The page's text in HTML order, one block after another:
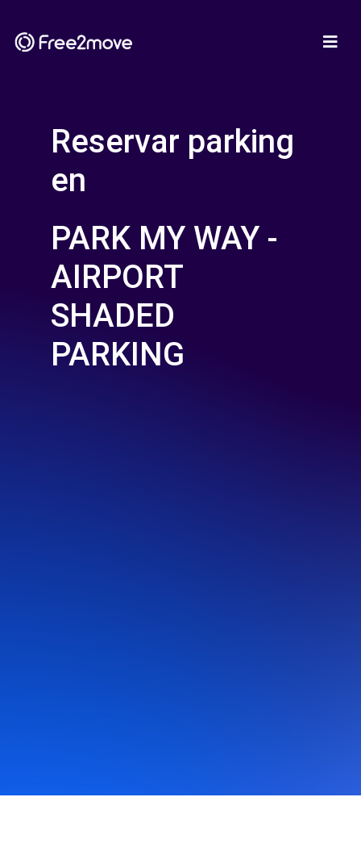
Reservar parking
en
PARK MY WAY -
AIRPORT
SHADED
PARKING